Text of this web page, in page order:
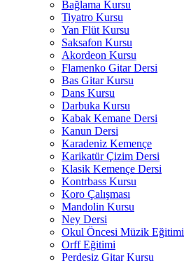
Bağlama Kursu
Tiyatro Kursu
Yan Flüt Kursu
Saksafon Kursu
Akordeon Kursu
Flamenko Gitar Dersi
Bas Gitar Kursu
Dans Kursu
Darbuka Kursu
Kabak Kemane Dersi
Kanun Dersi
Karadeniz Kemençe
Karikatür Çizim Dersi
Klasik Kemençe Dersi
Kontrbass Kursu
Koro Çalışması
Mandolin Kursu
Ney Dersi
Okul Öncesi Müzik Eğitimi
Orff Eğitimi
Perdesiz Gitar Kursu